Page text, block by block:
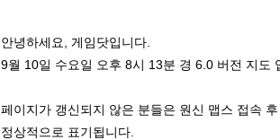
안녕하세요, 게임닷입니다.
9월 10일 수요일 오후 8시 13분 경 6.0 버전 지도
페이지가 갱신되지 않은 분들은 원신 맵스 접속
정상적으로 표기됩니다.